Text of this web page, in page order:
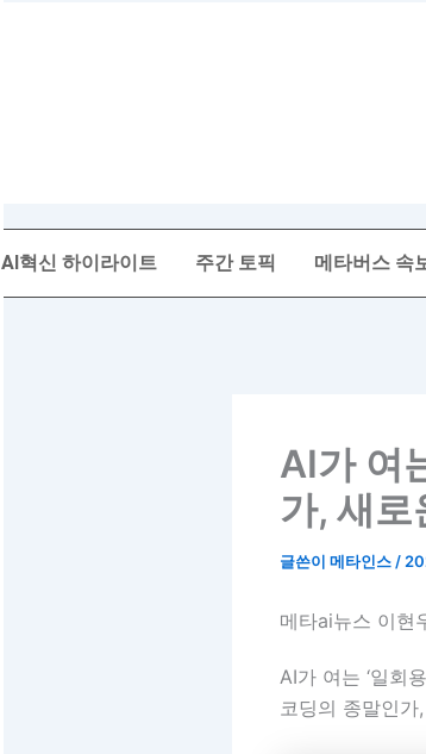
AI혁신 하이라이트 주간 토픽 메타버스 속
AI가 여
가, 새로
글쓴이 메타인스/
메타ai뉴스 이현
AI가 여는 ‘일회
코딩의 종말인